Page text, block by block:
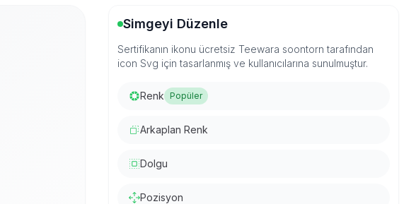
Simgeyi Düzenle
Sertifikanın ikonu ücretsiz Teewara soontorn tarafından
icon Svg için tasarlanmış ve kullanıcılarına sunulmuştur.
Renk Popüler
Arkaplan Renk
Dolgu
Pozisyon